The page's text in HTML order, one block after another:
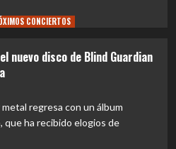
CONCIERTOS
nuevo disco de Blind Guardian
regresa con un álbum
que ha recibido elogios de